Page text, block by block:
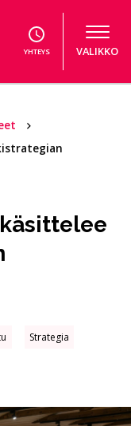
YHTEYS VALIKKO
Strategia